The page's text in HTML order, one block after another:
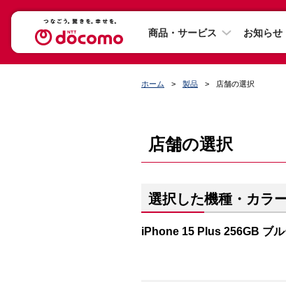
商品・サービス お知らせ
ホーム 製品 店舗の選択
店舗の選択
選択した機種・カラ
iPhone 15 Plus 256GB ブ